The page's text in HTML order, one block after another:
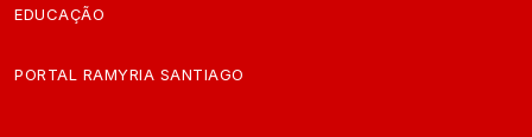
EDUCAÇÃO
PORTAL RAMYRIA SANTIAGO